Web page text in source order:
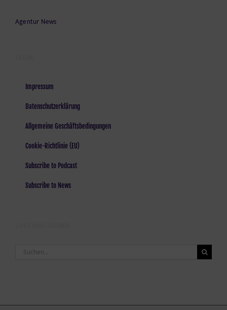
Agentur News
Impressum
Datenschutzerklärung
Allgemeine Geschäftsbedingungen
Cookie-Richtlinie (EU)
Subscribe to Podcast
Subscribe to News
Suche